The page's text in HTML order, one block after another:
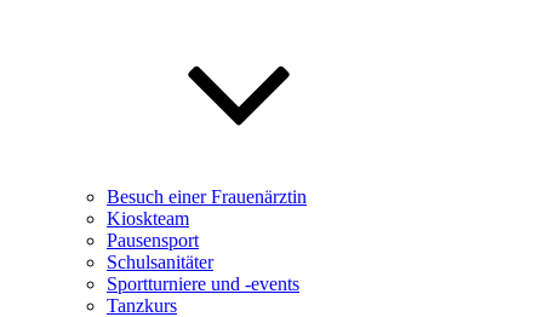
Besuch einer Frauenärztin
Kioskteam
Pausensport
Schulsanitäter
Sportturniere und -events
Tanzkurs